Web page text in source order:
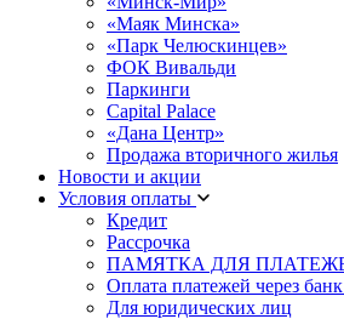
«Маяк Минска»
«Парк Челюскинцев»
ФОК Вивальди
Паркинги
Capital Palace
«Дана Центр»
Продажа вторичного жилья
Новости и акции
Условия оплаты
Кредит
Рассрочка
ПАМЯТКА ДЛЯ
Оплата платежей через
Для юридических лиц